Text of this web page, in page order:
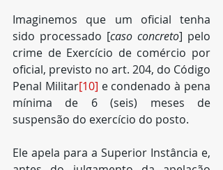
Imaginemos que um oficial tenha
sido processado [caso concreto] pelo
crime de Exercício de comércio por
oficial, previsto no art. 204, do Código
Penal Militar[10] e condenado à pena
mínima de 6 (seis) meses de
suspensão do exercício do posto.
Ele apela para a Superior Instância e,